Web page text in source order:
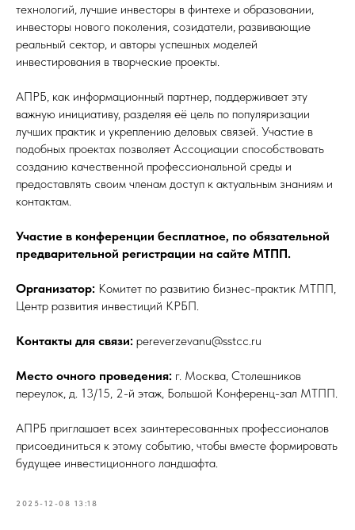
технологий, лучшие инвесторы в финтехе и образовании,
инвесторы нового поколения, созидатели, развивающие
реальный сектор, и авторы успешных моделей
инвестирования в творческие проекты.
АПРБ, как информационный партнер, поддерживает эту
важную инициативу, разделяя её цель по популяризации
лучших практик и укреплению деловых связей. Участие в
подобных проектах позволяет Ассоциации способствовать
созданию качественной профессиональной среды и
предоставлять своим членам доступ к актуальным знаниям и
контактам.
Участие в конференции бесплатное, по обязательной
предварительной регистрации на сайте МТПП.
Организатор: Комитет по развитию бизнес-практик МТПП,
Центр развития инвестиций КРБП.
Контакты для связи: pereverzevanu@sstcc.ru
Место очного проведения: г. Москва, Столешников
переулок, д. 13/15, 2-й этаж, Большой Конференц-зал МТПП.
АПРБ приглашает всех заинтересованных профессионалов
присоединиться к этому событию, чтобы вместе формировать
будущее инвестиционного ландшафта.
2025-12-08 13:18